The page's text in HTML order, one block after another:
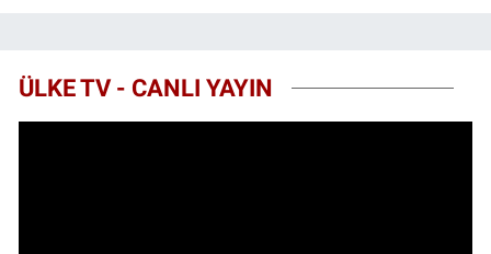
ÜLKE TV - CANLI YAYIN